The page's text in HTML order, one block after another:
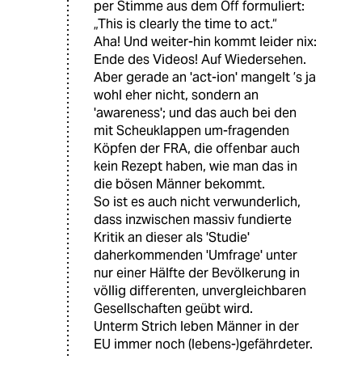
per Stimme aus dem Off formuliert:
„This is clearly the time to act.“
Aha! Und weiter-hin kommt leider nix:
Ende des Videos! Auf Wiedersehen.
Aber gerade an 'act-ion' mangelt ’s ja
wohl eher nicht, sondern an
'awareness'; und das auch bei den
mit Scheuklappen um-fragenden
Köpfen der FRA, die offenbar auch
kein Rezept haben, wie man das in
die bösen Männer bekommt.
So ist es auch nicht verwunderlich,
dass inzwischen massiv fundierte
Kritik an dieser als 'Studie'
daherkommenden 'Umfrage' unter
nur einer Hälfte der Bevölkerung in
völlig differenten, unvergleichbaren
Gesellschaften geübt wird.
Unterm Strich leben Männer in der
EU immer noch (lebens-)gefährdeter.